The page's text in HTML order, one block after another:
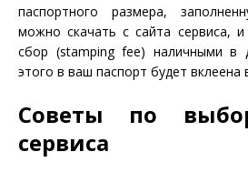
паспортного размера,
можно скачать с сайта сервиса,
сбор (stamping fee) наличными в
этого в ваш паспорт будет вклеена
Советы по
сервиса